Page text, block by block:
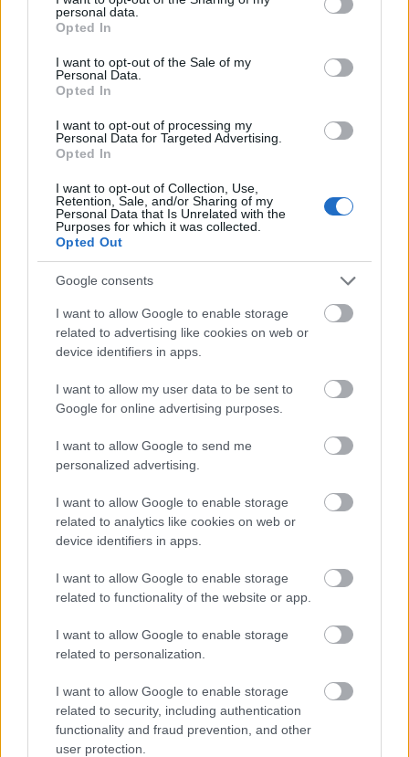
grant or deny consent to Google and its third-party tags to
use your data for below specified purposes in below Google
consent section.
personal data.
Opted In
I want to opt-out of the Sale of my
Personal Data.
Opted In
I want to opt-out of processing my
Personal Data for Targeted Advertising.
Opted In
I want to opt-out of Collection, Use,
Retention, Sale, and/or Sharing of my
Personal Data that Is Unrelated with the
Purposes for which it was collected.
Opted Out
Google consents
I want to allow Google to enable storage
related to advertising like cookies on web or
device identifiers in apps.
I want to allow my user data to be sent to
Google for online advertising purposes.
I want to allow Google to send me
personalized advertising.
I want to allow Google to enable storage
related to analytics like cookies on web or
device identifiers in apps.
I want to allow Google to enable storage
related to functionality of the website or app.
I want to allow Google to enable storage
related to personalization.
I want to allow Google to enable storage
related to security, including authentication
functionality and fraud prevention, and other
user protection.
a nézőkről nem is szólva. Érdektelen, unalmas,
mert a zseniálisan jó A bukás rendezője követte el
ezt a fércművet.
Naomi Watts nem volt rossz választás a főszerepre,
igaz, annyira jó sem. A felszínen nagyon jól
megidézte Diana hercegnő alakját (külső, testtartás,
stb.), azonban amikor emberábrázolásról mély
színészi játékról van szó, ha nem is vall látványos
kudarcot, de a közepesnél nem is erősebb az
alakítása. Naveen Andrews Dr. Hasnat Khan
életet lehelni a figurájába.
Oliver Hirschbiegel rendező nagyon szégyellheti
aki Hitler utolsó napjairól ragyogó filmet tud
készíteni, ilyen látványos kudarcot vall a szívek
műfaj, és valóban nincs még meg az a történelmi
távlat, ami szükséges ahhoz, hogy egy ikonról
realista filmet készítsenek, de ez akkor sem mentség
a silány forgatókönyvre, az unalmas
történetmesélésre, a finoman szólva sem túl acélos
színészvezetésre.